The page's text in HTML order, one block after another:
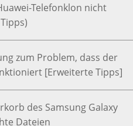
Telefonklon nicht
zum Problem, dass der
[Erweiterte Tipps]
des Samsung Galaxy
Dateien